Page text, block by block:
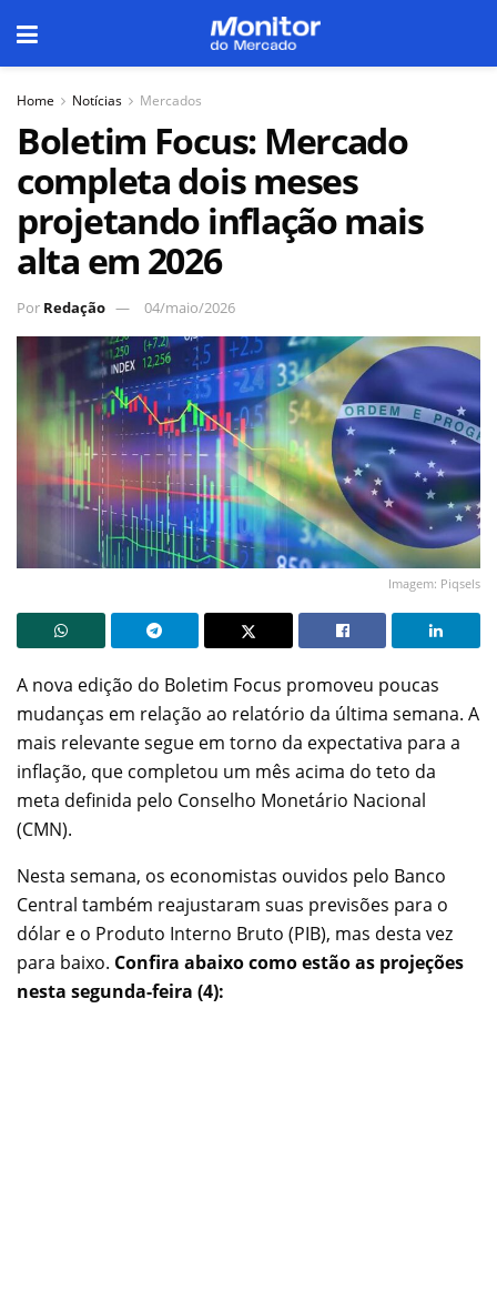
Home Notícias Mercados
Boletim Focus: Mercado
completa dois meses
projetando inflação mais
alta em 2026
Por Redação 04/maio/2026
Imagem: Piqsels
A nova edição do Boletim Focus promoveu poucas
mudanças em relação ao relatório da última semana. A
mais relevante segue em torno da expectativa para a
inflação, que completou um mês acima do teto da
meta definida pelo Conselho Monetário Nacional
(CMN).
Nesta semana, os economistas ouvidos pelo Banco
Central também reajustaram suas previsões para o
dólar e o Produto Interno Bruto (PIB), mas desta vez
para baixo. Confira abaixo como estão as projeções
nesta segunda-feira (4):